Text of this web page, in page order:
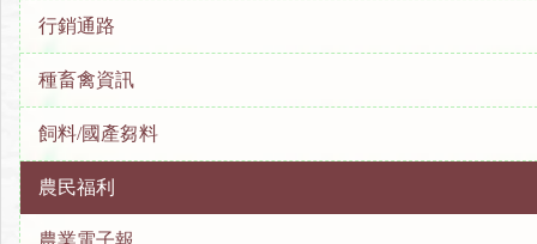
行銷通路
種畜禽資訊
飼料/國產芻料
農民福利